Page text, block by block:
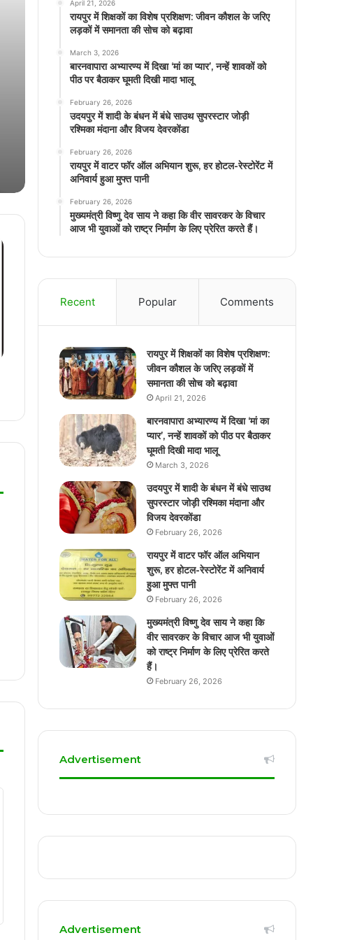
April 21, 2026
रायपुर में शिक्षकों का विशेष प्रशिक्षण: जीवन कौशल के जरिए
लड़कों में समानता की सोच को बढ़ावा
March 3, 2026
बारनवापारा अभ्यारण्य में दिखा ‘मां का प्यार’, नन्हें शावकों को
पीठ पर बैठाकर घूमती दिखी मादा भालू
February 26, 2026
उदयपुर में शादी के बंधन में बंधे साउथ सुपरस्टार जोड़ी
रश्मिका मंदाना और विजय देवरकोंडा
February 26, 2026
रायपुर में वाटर फॉर ऑल अभियान शुरू, हर होटल-रेस्टोरेंट में
अनिवार्य हुआ मुफ्त पानी
February 26, 2026
मुख्यमंत्री विष्णु देव साय ने कहा कि वीर सावरकर के विचार
आज भी युवाओं को राष्ट्र निर्माण के लिए प्रेरित करते हैं।
Recent Popular Comments
रायपुर में शिक्षकों का विशेष प्रशिक्षण:
जीवन कौशल के जरिए लड़कों में
समानता की सोच को बढ़ावा
April 21, 2026
बारनवापारा अभ्यारण्य में दिखा ‘मां का
प्यार’, नन्हें शावकों को पीठ पर बैठाकर
घूमती दिखी मादा भालू
March 3, 2026
उदयपुर में शादी के बंधन में बंधे साउथ
सुपरस्टार जोड़ी रश्मिका मंदाना और
विजय देवरकोंडा
February 26, 2026
रायपुर में वाटर फॉर ऑल अभियान
शुरू, हर होटल-रेस्टोरेंट में अनिवार्य
हुआ मुफ्त पानी
February 26, 2026
मुख्यमंत्री विष्णु देव साय ने कहा कि
वीर सावरकर के विचार आज भी युवाओं
को राष्ट्र निर्माण के लिए प्रेरित करते
हैं।
February 26, 2026
Advertisement
Advertisement